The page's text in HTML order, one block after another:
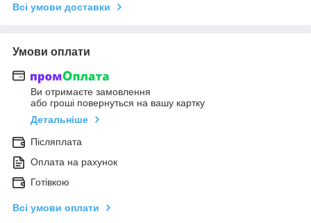
Всі умови доставки
Умови оплати
Ви отримаєте замовлення
або гроші повернуться на вашу картку
Детальніше
Післяплата
Оплата на рахунок
Готівкою
Всі умови оплати